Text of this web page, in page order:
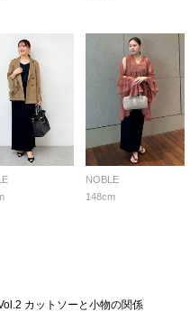
NOBLE
148cm
カットソーと小物の関係